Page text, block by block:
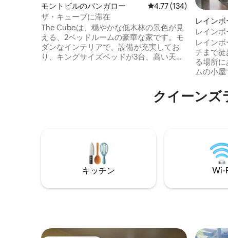
モントビルのバンガロー レビュー134件、5つ星
4.77 (134)
ザ・キューブに滞在
The Cubeは、穏やかな低木林の景色が見
える、2ベッドルームの豪華な家です。モ
ダンなインテリアで、設備が充実してお
り、キングサイズベッドが3台、高い天
湖は熱帯雨林を歩いてすぐの場所にあり
ます。この人里離れた物件は、野生動物
意しております。長期滞在の場合は料金
が割引になります。 車椅子でアクセス可
能、ウォークインシャワー、段差なし
レイン
ー
レイン
レイン
チまで徒
る場所
ムの小
ビ、Wi-
ス）、
屋外バ
浴びま
き。ペ
クイーンズ
キッチン Wi-